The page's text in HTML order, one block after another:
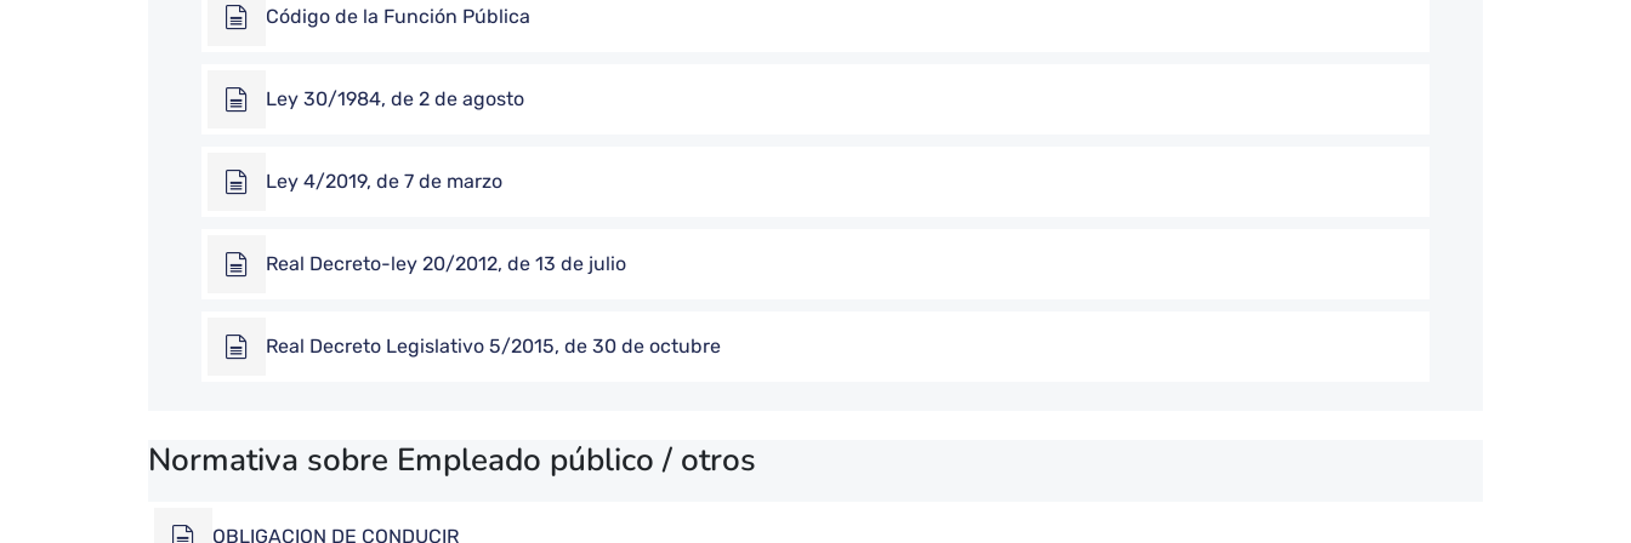
Código de la Función Pública
Ley 30/1984, de 2 de agosto
Ley 4/2019, de 7 de marzo
Real Decreto-ley 20/2012, de 13 de julio
Real Decreto Legislativo 5/2015, de 30 de octubre
Normativa sobre Empleado público / otros
OBLIGACION DE CONDUCIR